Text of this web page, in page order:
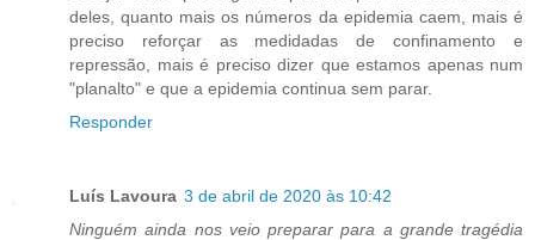
deles, quanto mais os números da epidemia caem, mais é
preciso reforçar as medidadas de confinamento e
repressão, mais é preciso dizer que estamos apenas num
"planalto" e que a epidemia continua sem parar.
Responder
Luís Lavoura 3 de abril de 2020 às 10:42
Ninguém ainda nos veio preparar para a grande tragédia